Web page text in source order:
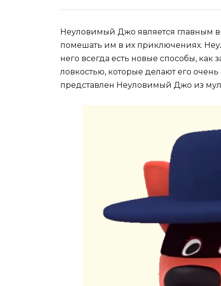
Неуловимый Джо является главным
помешать им в их приключениях.
него всегда есть новые способы, как
ловкостью, которые делают его
представлен Неуловимый Джо из